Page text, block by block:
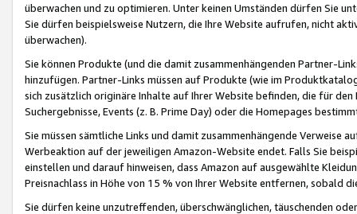
überwachen und zu optimieren. Unter keinen Umständen dürfen Sie
Sie dürfen beispielsweise Nutzern, die Ihre Website aufrufen, nicht
überwachen).
Sie können Produkte (und die damit zusammenhängenden Partner-
hinzufügen. Partner-Links müssen auf Produkte (wie im
sich zusätzlich originäre Inhalte auf Ihrer Website befinden, die für
Suchergebnisse, Events (z. B. Prime Day) oder die Homepages
Sie müssen sämtliche Links und damit zusammenhängende
Werbeaktion auf der jeweiligen Amazon-Website endet. Falls Sie
einstellen und darauf hinweisen, dass Amazon auf ausgewählte
Preisnachlass in Höhe von 15 % von Ihrer Website entfernen, sobald
Sie dürfen keine unzutreffenden, überschwänglichen, täuschenden